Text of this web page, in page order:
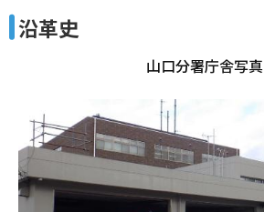
沿革史
山口分署庁舎写真